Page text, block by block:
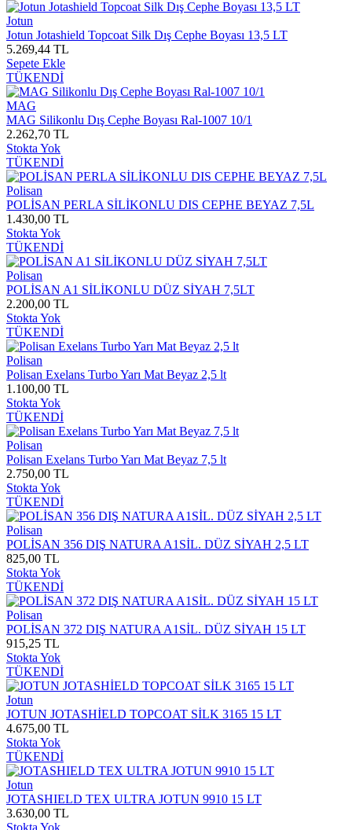
Jotun
Jotun Jotashield Topcoat Silk Dış Cephe Boyası 13,5 LT
5.269,44 TL
Sepete Ekle
TÜKENDİ
MAG
MAG Silikonlu Dış Cephe Boyası Ral-1007 10/1
2.262,70 TL
Stokta Yok
TÜKENDİ
Polisan
POLİSAN PERLA SİLİKONLU DIS CEPHE BEYAZ 7,5L
1.430,00 TL
Stokta Yok
TÜKENDİ
Polisan
POLİSAN A1 SİLİKONLU DÜZ SİYAH 7,5LT
2.200,00 TL
Stokta Yok
TÜKENDİ
Polisan
Polisan Exelans Turbo Yarı Mat Beyaz 2,5 lt
1.100,00 TL
Stokta Yok
TÜKENDİ
Polisan
Polisan Exelans Turbo Yarı Mat Beyaz 7,5 lt
2.750,00 TL
Stokta Yok
TÜKENDİ
Polisan
POLİSAN 356 DIŞ NATURA A1SİL. DÜZ SİYAH 2,5 LT
825,00 TL
Stokta Yok
TÜKENDİ
Polisan
POLİSAN 372 DIŞ NATURA A1SİL. DÜZ SİYAH 15 LT
915,25 TL
Stokta Yok
TÜKENDİ
Jotun
JOTUN JOTASHİELD TOPCOAT SİLK 3165 15 LT
4.675,00 TL
Stokta Yok
TÜKENDİ
Jotun
JOTASHIELD TEX ULTRA JOTUN 9910 15 LT
3.630,00 TL
Stokta Yok